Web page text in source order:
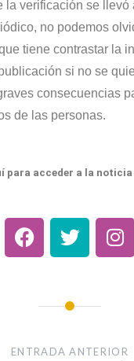
la verificación se llevó
no podemos
tiene contrastar la
si no se
consecuencias
de las personas.
para acceder a la
ENTRADA ANTERIOR